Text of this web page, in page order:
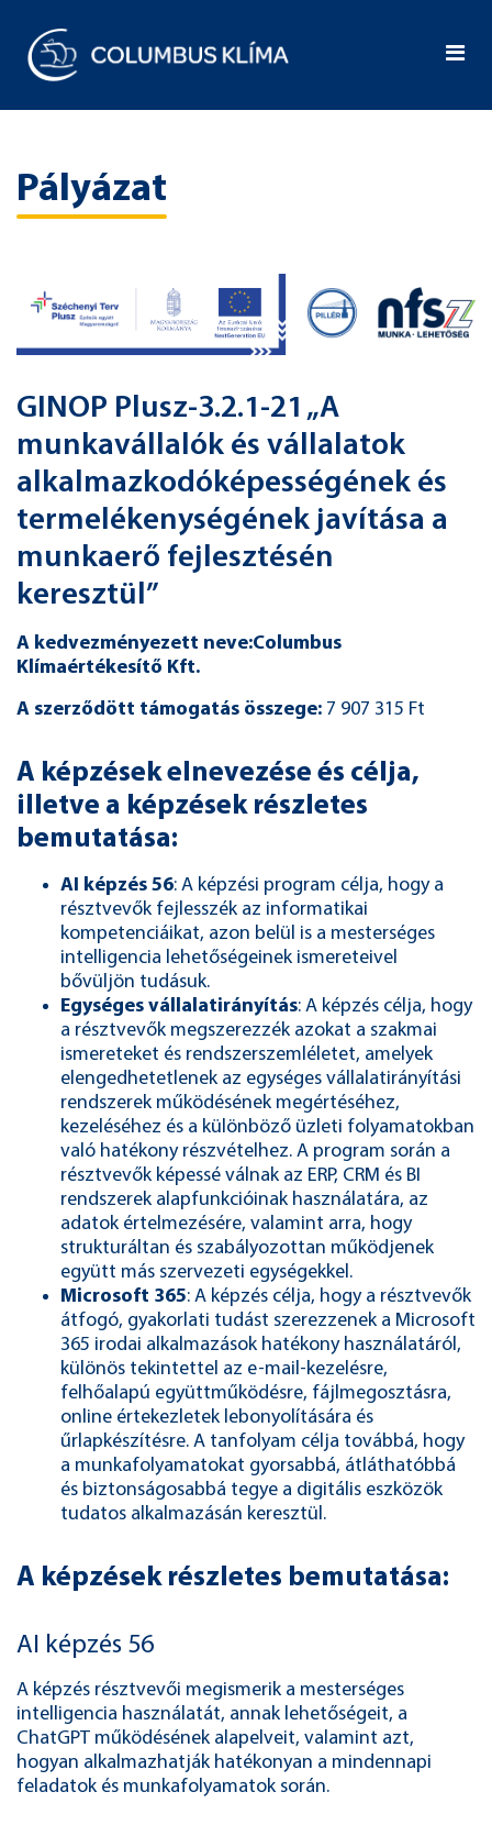
Pályázat
GINOP Plusz-3.2.1-21 „A
munkavállalók és vállalatok
alkalmazkodóképességének és
termelékenységének javítása a
munkaerő fejlesztésén
keresztül”
A kedvezményezett neve:Columbus
Klímaértékesítő Kft.
A szerződött támogatás összege: 7 907 315 Ft
A képzések elnevezése és célja,
illetve a képzések részletes
bemutatása:
AI képzés 56: A képzési program célja, hogy a
résztvevők fejlesszék az informatikai
kompetenciáikat, azon belül is a mesterséges
intelligencia lehetőségeinek ismereteivel
bővüljön tudásuk.
Egységes vállalatirányítás: A képzés célja, hogy
a résztvevők megszerezzék azokat a szakmai
ismereteket és rendszerszemléletet, amelyek
elengedhetetlenek az egységes vállalatirányítási
rendszerek működésének megértéséhez,
kezeléséhez és a különböző üzleti folyamatokban
való hatékony részvételhez. A program során a
résztvevők képessé válnak az ERP, CRM és BI
rendszerek alapfunkcióinak használatára, az
adatok értelmezésére, valamint arra, hogy
strukturáltan és szabályozottan működjenek
együtt más szervezeti egységekkel.
Microsoft 365: A képzés célja, hogy a résztvevők
átfogó, gyakorlati tudást szerezzenek a Microsoft
365 irodai alkalmazások hatékony használatáról,
különös tekintettel az e-mail-kezelésre,
felhőalapú együttműködésre, fájlmegosztásra,
online értekezletek lebonyolítására és
űrlapkészítésre. A tanfolyam célja továbbá, hogy
a munkafolyamatokat gyorsabbá, átláthatóbbá
és biztonságosabbá tegye a digitális eszközök
tudatos alkalmazásán keresztül.
A képzések részletes bemutatása:
AI képzés 56
A képzés résztvevői megismerik a mesterséges
intelligencia használatát, annak lehetőségeit, a
ChatGPT működésének alapelveit, valamint azt,
hogyan alkalmazhatják hatékonyan a mindennapi
feladatok és munkafolyamatok során.